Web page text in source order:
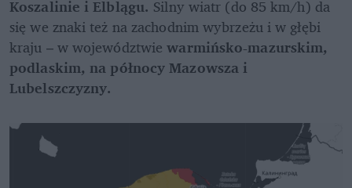
Koszalinie i Elblągu. Silny wiatr (do 85 km/h) da
się we znaki też na zachodnim wybrzeżu i w głębi
kraju – w województwie warmińsko-mazurskim,
podlaskim, na północy Mazowsza i
Lubelszczyzny.